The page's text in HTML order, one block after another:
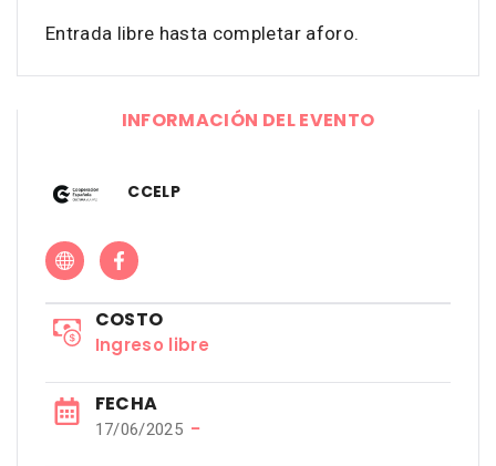
Entrada libre hasta completar aforo.
INFORMACIÓN DEL EVENTO
CCELP
COSTO
Ingreso libre
FECHA
17/06/2025 −